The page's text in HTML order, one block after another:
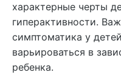
характерные черты
гиперактивности.
симптоматика у
варьироваться в
ребенка.